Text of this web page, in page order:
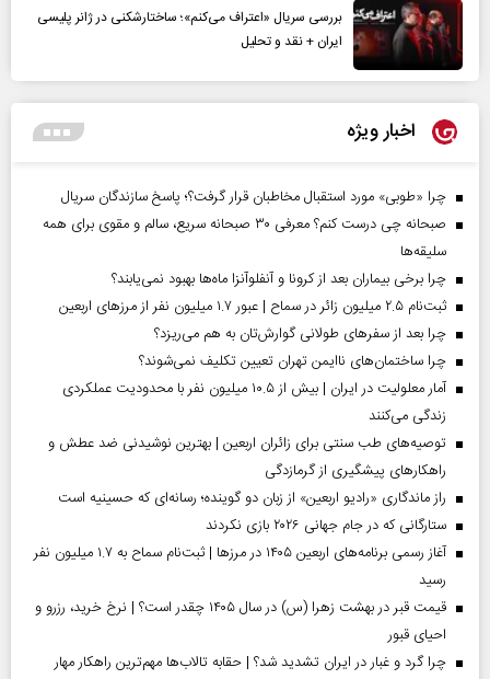
بررسی سریال «اعتراف می‌کنم»؛ ساختارشکنی در ژانر پلیسی
ایران + نقد و تحلیل
اخبار ویژه
چرا «طوبی» مورد استقبال مخاطبان قرار گرفت؟؛ پاسخ سازندگان سریال
صبحانه چی درست کنم؟ معرفی ۳۰ صبحانه سریع، سالم و مقوی برای همه
سلیقه‌ها
چرا برخی بیماران بعد از کرونا و آنفلوآنزا ماه‌ها بهبود نمی‌یابند؟
ثبت‌نام ۲.۵ میلیون زائر در سماح | عبور ۱.۷ میلیون نفر از مرز‌های اربعین
چرا بعد از سفرهای طولانی گوارش‌تان به هم می‌ریزد؟
چرا ساختمان‌های ناایمن تهران تعیین تکلیف نمی‌شوند؟
آمار معلولیت در ایران | بیش از ۱۰.۵ میلیون نفر با محدودیت عملکردی
زندگی می‌کنند
توصیه‌های طب سنتی برای زائران اربعین | بهترین نوشیدنی ضد عطش و
راهکارهای پیشگیری از گرمازدگی
راز ماندگاری «رادیو اربعین» از زبان دو گوینده؛ رسانه‌ای که حسینیه است
ستارگانی که در جام جهانی ۲۰۲۶ بازی نکردند
آغاز رسمی برنامه‌های اربعین ۱۴۰۵ در مرز‌ها | ثبت‌نام سماح به ۱.۷ میلیون نفر
رسید
قیمت قبر در بهشت زهرا (س) در سال ۱۴۰۵ چقدر است؟ | نرخ خرید، رزرو و
احیای قبور
چرا گرد و غبار در ایران تشدید شد؟ | حقابه تالاب‌ها مهم‌ترین راهکار مهار